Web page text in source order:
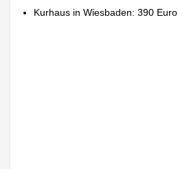
Kurhaus in Wiesbaden: 390 Euro